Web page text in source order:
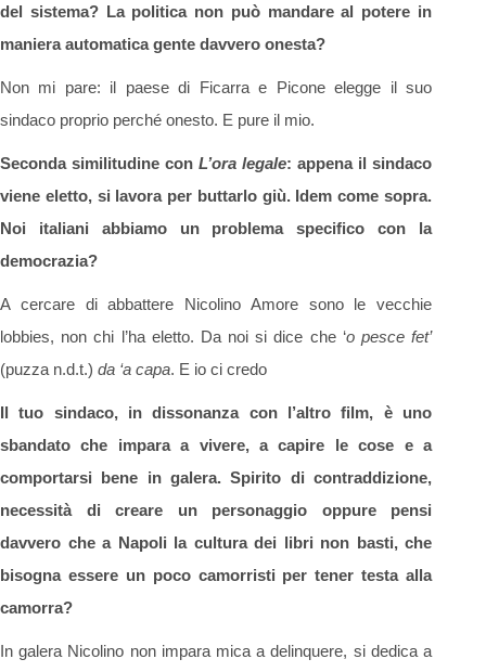
del sistema? La politica non può mandare al potere in
maniera automatica gente davvero onesta?
Non mi pare: il paese di Ficarra e Picone elegge il suo
sindaco proprio perché onesto. E pure il mio.
Seconda similitudine con L’ora legale: appena il sindaco
viene eletto, si lavora per buttarlo giù. Idem come sopra.
Noi italiani abbiamo un problema specifico con la
democrazia?
A cercare di abbattere Nicolino Amore sono le vecchie
lobbies, non chi l’ha eletto. Da noi si dice che ‘o pesce fet’
(puzza n.d.t.) da ‘a capa. E io ci credo
Il tuo sindaco, in dissonanza con l’altro film, è uno
sbandato che impara a vivere, a capire le cose e a
comportarsi bene in galera. Spirito di contraddizione,
necessità di creare un personaggio oppure pensi
davvero che a Napoli la cultura dei libri non basti, che
bisogna essere un poco camorristi per tener testa alla
camorra?
In galera Nicolino non impara mica a delinquere, si dedica a